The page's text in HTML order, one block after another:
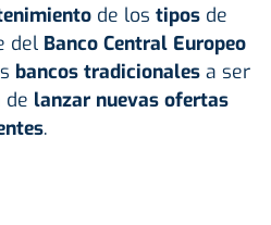
de los tipos de
del Banco Central Europeo
bancos tradicionales a ser
de lanzar nuevas ofertas
.